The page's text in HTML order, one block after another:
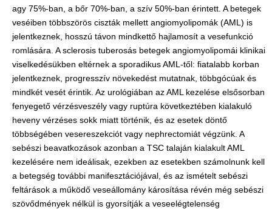
agy 75%-ban, a bőr 70%-ban, a szív 50%-ban érintett. A betegek
veséiben többszörös ciszták mellett angiomyolipomák (AML) is
jelentkeznek, hosszú távon mindkettő hajlamosít a vesefunkció
romlására. A sclerosis tuberosás betegek angiomyolipomái klinikai
viselkedésükben eltérnek a sporadikus AML-től: fiatalabb korban
jelentkeznek, progresszív növekedést mutatnak, többgócúak és
mindkét vesét érintik. Az urológiában az AML kezelése elsősorban
fenyegető vérzésveszély vagy ruptúra következtében kialakuló
heveny vérzéses sokk miatt történik, és az esetek döntő
többségében vesereszekciót vagy nephrectomiát végzünk. A
sebészi beavatkozások azonban a TSC talaján kialakult AML
kezelésére nem ideálisak, ezekben az esetekben számolnunk kell
a betegség további manifesztációjával, és az ismételt sebészi
feltárások a működő veseállomány károsítása révén még sebészi
szövődmények nélkül is gyorsítják a veseelégtelenség